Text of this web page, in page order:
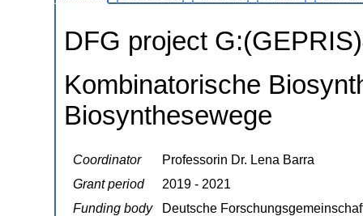
DFG project
Kombinatorische
Biosynthesewege
Coordinator
Professorin Dr. Lena Barra
Grant period
2019 - 2021
Funding body
Deutsche